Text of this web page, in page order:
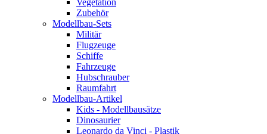
Vegetation
Zubehör
Modellbau-Sets
Militär
Flugzeuge
Schiffe
Fahrzeuge
Hubschrauber
Raumfahrt
Modellbau-Artikel
Kids - Modellbausätze
Dinosaurier
Leonardo da Vinci - Plastik